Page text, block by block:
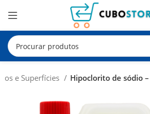
e Superfícies Hipoclorito de sódio